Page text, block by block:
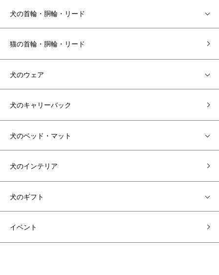
犬の首輪・胴輪・リード
猫の首輪・胴輪・リード
犬のウェア
犬のキャリーバック
犬のベッド・マット
犬のインテリア
犬のギフト
イベント